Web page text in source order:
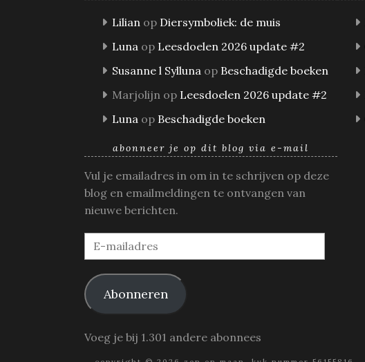
Lilian op Diersymboliek: de muis
Luna op Leesdoelen 2026 update #2
Susanne l Sylluna op Beschadigde boeken
Marjolijn op Leesdoelen 2026 update #2
Luna op Beschadigde boeken
abonneer je op dit blog via e-mail
Vul je emailadres in om in te schrijven op deze
blog en emailmeldingen te ontvangen van
nieuwe berichten.
E-
mailadres
Abonneren
Voeg je bij 1.301 andere abonnees